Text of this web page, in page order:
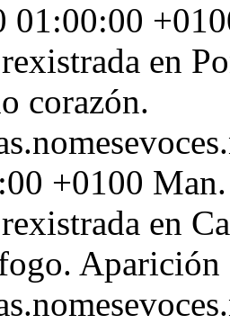
01:00:00
en
corazón.
+0100
en